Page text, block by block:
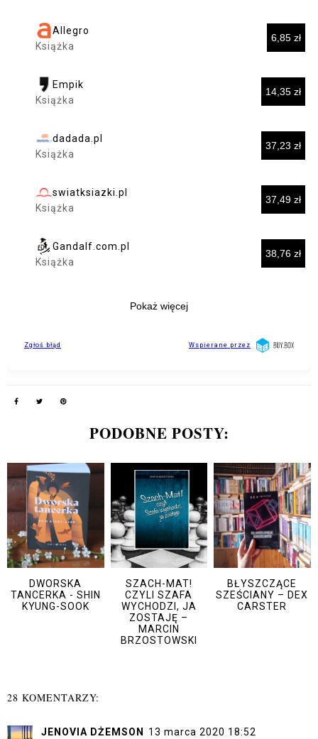
PODOBNE POSTY:
DWORSKA
TANCERKA - SHIN
KYUNG-SOOK
SZACH-MAT!
CZYLI SZAFA
WYCHODZI, JA
ZOSTAJĘ –
MARCIN
BRZOSTOWSKI
BŁYSZCZĄCE
SZEŚCIANY – DEX
CARSTER
28 KOMENTARZY:
JENOVIA DŻEMSON
13 marca 2020 18:52